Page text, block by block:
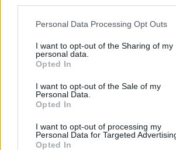
Personal Data Processing Opt Outs
I want to opt-out of the Sharing of my
personal data.
Opted In
I want to opt-out of the Sale of my
Personal Data.
Opted In
I want to opt-out of processing my
Personal Data for Targeted
Opted In